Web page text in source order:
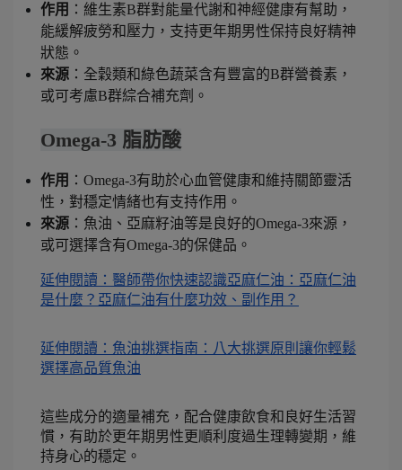
作用 ：維生素B群對能量代謝和神經健康有幫助，
能緩解疲勞和壓力，支持更年期男性保持良好精神
狀態。
來源 ：全穀類和綠色蔬菜含有豐富的B群營養素，
或可考慮B群綜合補充劑。
Omega-3 脂肪酸
作用 ：Omega-3有助於心血管健康和維持關節靈活
性，對穩定情緒也有支持作用。
來源 ：魚油、亞麻籽油等是良好的Omega-3來源，
或可選擇含有Omega-3的保健品。
延伸閱讀：醫師帶你快速認識亞麻仁油：亞麻仁油
是什麼？亞麻仁油有什麼功效、副作用？
延伸閱讀：魚油挑選指南：八大挑選原則讓你輕鬆
選擇高品質魚油
這些成分的適量補充，配合健康飲食和良好生活習
慣，有助於更年期男性更順利度過生理轉變期，維
持身心的穩定。